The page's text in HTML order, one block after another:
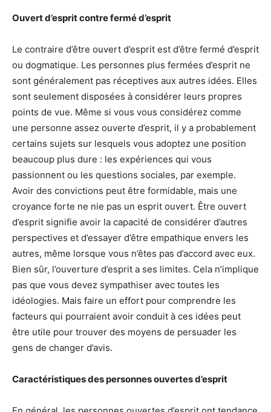
Ouvert d’esprit contre fermé d’esprit
Le contraire d’être ouvert d’esprit est d’être fermé d’esprit
ou dogmatique. Les personnes plus fermées d’esprit ne
sont généralement pas réceptives aux autres idées. Elles
sont seulement disposées à considérer leurs propres
points de vue. Même si vous vous considérez comme
une personne assez ouverte d’esprit, il y a probablement
certains sujets sur lesquels vous adoptez une position
beaucoup plus dure : les expériences qui vous
passionnent ou les questions sociales, par exemple.
Avoir des convictions peut être formidable, mais une
croyance forte ne nie pas un esprit ouvert. Être ouvert
d’esprit signifie avoir la capacité de considérer d’autres
perspectives et d’essayer d’être empathique envers les
autres, même lorsque vous n’êtes pas d’accord avec eux.
Bien sûr, l’ouverture d’esprit a ses limites. Cela n’implique
pas que vous devez sympathiser avec toutes les
idéologies. Mais faire un effort pour comprendre les
facteurs qui pourraient avoir conduit à ces idées peut
être utile pour trouver des moyens de persuader les
gens de changer d’avis.
Caractéristiques des personnes ouvertes d’esprit